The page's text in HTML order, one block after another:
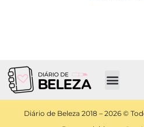
Diário de Beleza 2018 – 2026 ©